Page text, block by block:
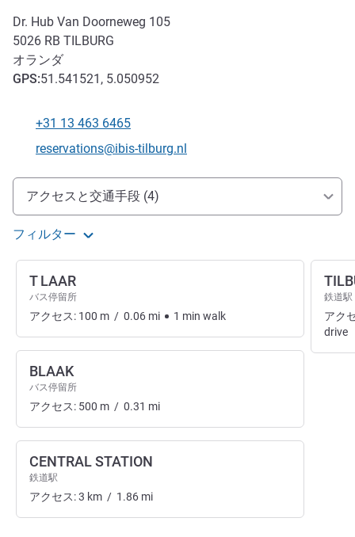
Dr. Hub Van Doorneweg 105
5026 RB TILBURG
オランダ
GPS:51.541521, 5.050952
電話番号
+31 13 463 6465
Eメール
reservations@ibis-tilburg.nl
アクセスと交通機関
アクセスと交通手段 (4)
フィルター
T LAAR
バス停留所
アクセス: 100 m / 0.06 mi 1 min walk
BLAAK
バス停留所
アクセス: 500 m / 0.31 mi
CENTRAL STATION
鉄道駅
アクセス:3 km / 1.86 mi
鉄道駅
アク
drive